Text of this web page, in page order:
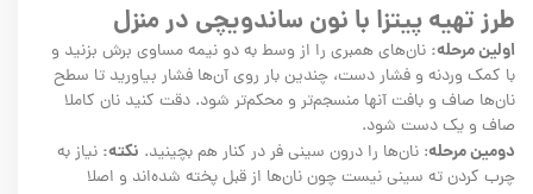
طرز تهیه پیتزا با نون ساندویچی در منزل
اولین مرحله: نان‌های همبری را از وسط به دو نیمه مساوی برش بزنید و
با کمک وردنه و فشار دست، چندین بار روی آن‌ها فشار بیاورید تا سطح
نان‌ها صاف و بافت آنها منسجم‌تر و محکم‌تر شود. دقت کنید نان کاملا
صاف و یک‌ دست شود.
دومین مرحله: نان‌ها را درون سینی فر در کنار هم بچینید. نکته: نیاز به
چرب کردن ته سینی نیست چون نان‌ها از قبل پخته شده‌اند و اصلا